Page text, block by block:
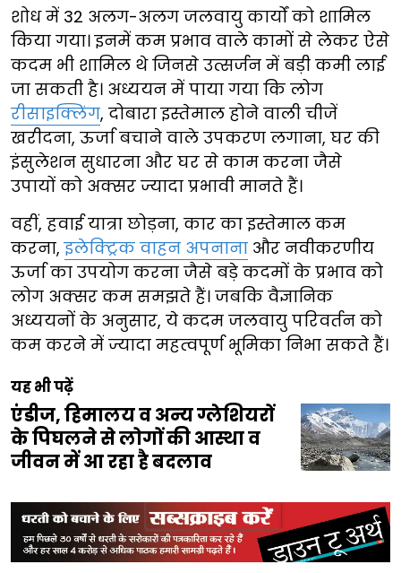
शोध में 32 अलग-अलग जलवायु कार्यों को शामिल
किया गया। इनमें कम प्रभाव वाले कामों से लेकर ऐसे
कदम भी शामिल थे जिनसे उत्सर्जन में बड़ी कमी लाई
जा सकती है। अध्ययन में पाया गया कि लोग
रीसाइक्लिंग, दोबारा इस्तेमाल होने वाली चीजें
खरीदना, ऊर्जा बचाने वाले उपकरण लगाना, घर की
इंसुलेशन सुधारना और घर से काम करना जैसे
उपायों को अक्सर ज्यादा प्रभावी मानते हैं।
वहीं, हवाई यात्रा छोड़ना, कार का इस्तेमाल कम
करना,इलेक्ट्रिक वाहन अपनाना और नवीकरणीय
ऊर्जा का उपयोग करना जैसे बड़े कदमों के प्रभाव को
लोग अक्सर कम समझते हैं। जबकि वैज्ञानिक
अध्ययनों के अनुसार, ये कदम जलवायु परिवर्तन को
कम करने में ज्यादा महत्वपूर्ण भूमिका निभा सकते हैं।
यह भी पढ़ें
एंडीज, हिमालय व अन्य ग्लेशियरों
के पिघलने से लोगों की आस्था व
जीवन में आ रहा है बदलाव